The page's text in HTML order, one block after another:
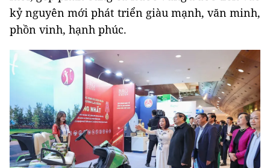
kỷ nguyên mới phát triển giàu mạnh, văn minh,
phồn vinh, hạnh phúc.